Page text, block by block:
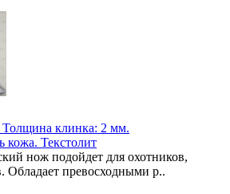
Толщина клинка: 2 мм.
кожа. Текстолит
нож подойдет для охотников,
Обладает превосходными р..